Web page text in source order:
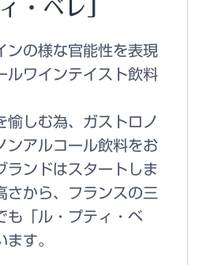
・ベレ」
ンの様な官能性を表現
ルワインテイスト飲料
愉しむ為、ガストロノ
ンアルコール飲料をお
ランドはスタートしま
さから、フランスの三
も「ル・プティ・ベ
ます。